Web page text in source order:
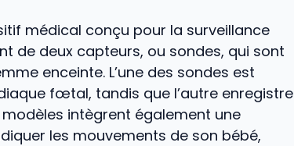
médical conçu pour la surveillance
de deux capteurs, ou sondes, qui sont
enceinte. L’une des sondes est
fœtal, tandis que l’autre enregistre
intègrent également une
les mouvements de son bébé,